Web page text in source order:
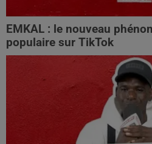
EMKAL : le nouveau
populaire sur TikTok